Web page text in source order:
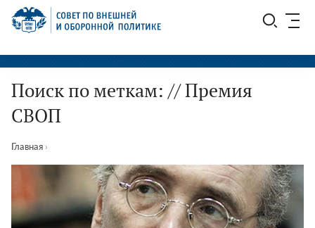
Перейти
СВОП
Поиск по меткам: // Премия
СВОП
Главная ›